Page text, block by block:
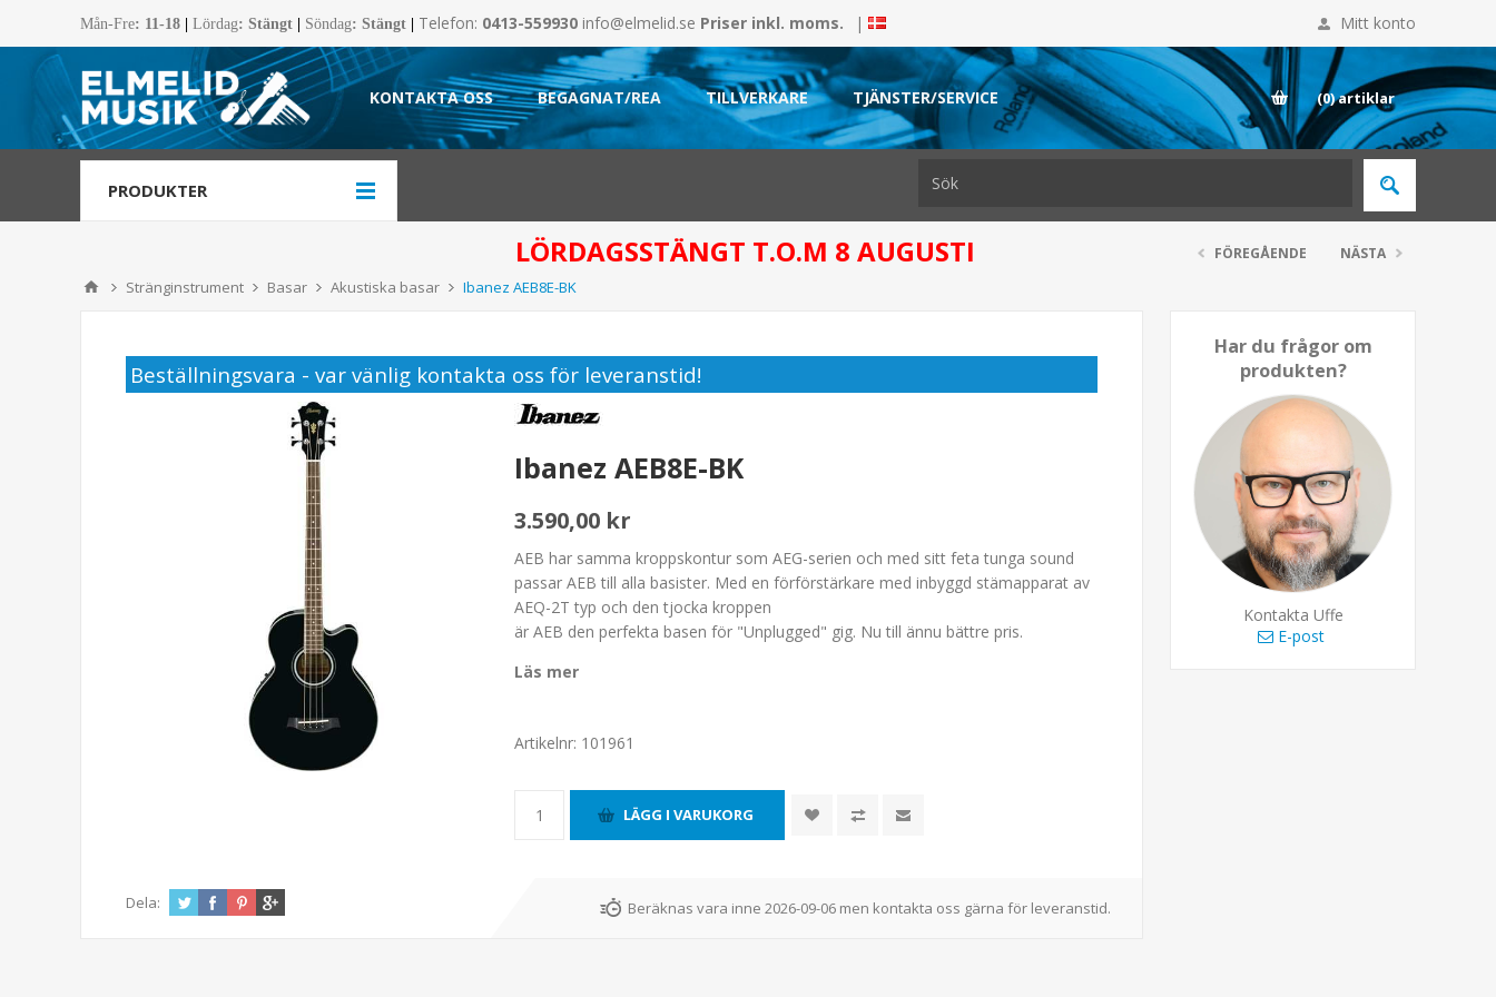
Mån-Fre: 11-18 Lördag: Stängt Söndag: Stängt Telefon: 0413-559930 info@elmelid.se Priser inkl. moms. | Mitt konto
KONTAKTA OSS BEGAGNAT/REA TILLVERKARE TJÄNSTER/SERVICE (0)artiklar
PRODUKTER
LÖRDAGSSTÄNGT T.O.M 8 AUGUSTI
Stränginstrument Basar Akustiska basar Ibanez AEB8E-BK
FÖREGÅENDE NÄSTA
Har du frågor om
produkten?
Kontakta Uffe
E-post
Beställningsvara - var vänlig kontakta oss för leveranstid!
Ibanez AEB8E-BK
3.590,00 kr
AEB har samma kroppskontur som AEG-serien och med sitt feta tunga sound
passar AEB till alla basister. Med en förförstärkare med inbyggd stämapparat av
AEQ-2T typ och den tjocka kroppen
är AEB den perfekta basen för "Unplugged" gig. Nu till ännu bättre pris.
Läs mer
Artikelnr: 101961
Dela: Beräknas vara inne 2026-09-06 men kontakta oss gärna för leveranstid.